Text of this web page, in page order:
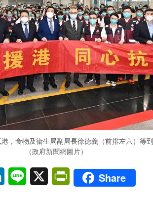
，食物及衞生局副局長徐德義（前排左六）等到
（政府新聞網圖片）
LinkedInLine X PrintFriendly
Share